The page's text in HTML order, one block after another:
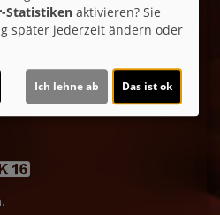
Statistiken aktivieren? Sie
später jederzeit ändern oder
Ich lehne ab Das ist ok